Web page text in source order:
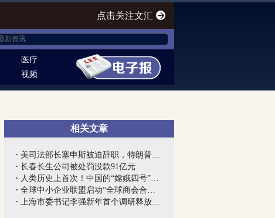
点击关注文汇
医疗
视频
相关文章
美司法部长塞申斯被迫辞职，特朗普终向“...
长春长生公司被处罚没款91亿元
人类历史上首次！中国的“嫦娥四号”到底...
全球中小企业联盟启动“全球商会合作网”...
上海市委书记李强新年首个调研释放强烈信...